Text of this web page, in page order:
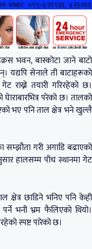
भवन, बास्कोटा जाने बाटो
यद्यपि सेनाले ती बाटाहरूको
राख्ने तयारी गरिरहेको छ।
परेको छ। तालको
भए पनि ताल क्षेत्र भने खुल्लै
सम्झौता गरी अगाडि बढाएको
हालसम्म पाँच स्थानमा गेट
क्षेत्र छाडिने भनिए पनि केही
भनी भ्रम फैलिएको थियो।
स्पष्ट पारेको छ।